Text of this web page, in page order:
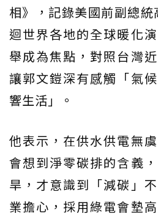
相》，記錄美國前副總
迴世界各地的全球暖化
舉成為焦點，對照台灣
讓郭文鎧深有感觸「氣
響生活」。
他表示，在供水供電無
會想到淨零碳排的含義
旱，才意識到「減碳」
業擔心，採用綠電會墊